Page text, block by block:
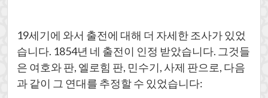
19세기에 와서 출전에 대해 더 자세한 조사가 있었
습니다. 1854년 네 출전이 인정 받았습니다. 그것들
은 여호와 판, 엘로힘 판, 민수기, 사제 판으로, 다음
과 같이 그 연대를 추정할 수 있었습니다: